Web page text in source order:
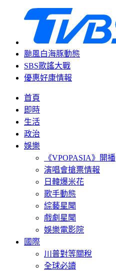
颱風白海豚動態
SBS歌謠大戰
優惠好康情報
首頁
即時
生活
政治
娛樂
《VPOPASIA》開播
演唱會搶票情報
日韓爆米花
歌手動態
綜藝星聞
戲劇星聞
娛樂電影院
國際
川普對等關稅
全球必讀